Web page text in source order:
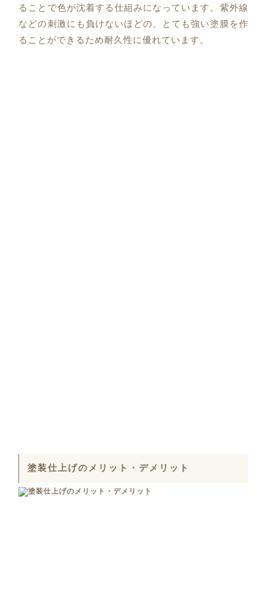
ることで色が沈着する仕組みになっています。紫外線
などの刺激にも負けないほどの、とても強い塗膜を作
ることができるため耐久性に優れています。
塗装仕上げのメリット・デメリット